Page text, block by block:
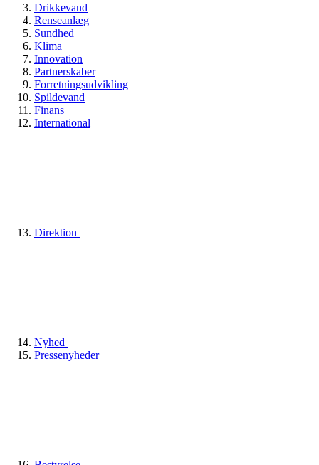
Drikkevand
Renseanlæg
Sundhed
Klima
Innovation
Partnerskaber
Forretningsudvikling
Spildevand
Finans
International
Direktion
Nyhed
Pressenyheder